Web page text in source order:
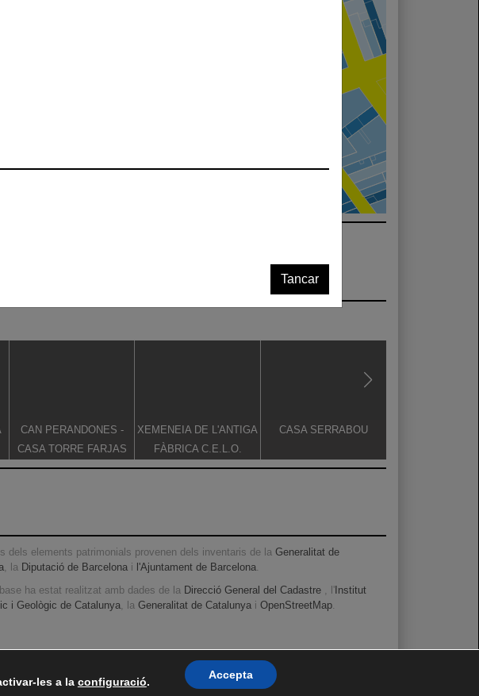
Tancar
CAN PERANDONES -
CASA TORRE FARJAS
XEMENEIA DE L'ANTIGA
FÀBRICA C.E.L.O.
CASA SERRABOU
dels elements patrimonials provenen dels inventaris de la Generalitat de
, la Diputació de Barcelona i l'Ajuntament de Barcelona.
ha estat realitzat amb dades de la Direcció General del Cadastre , l' Institut
i Geològic de Catalunya, la Generalitat de Catalunya i OpenStreetMap.
les a la configuració.
Accepta